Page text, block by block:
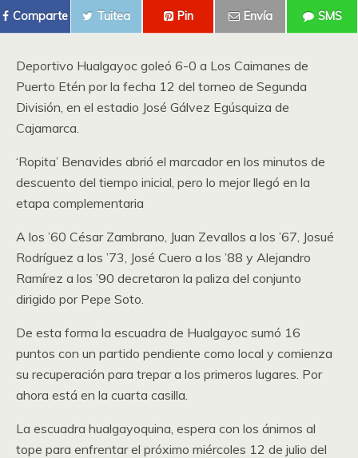
Comparte Tuitea Pin Envía SMS
Deportivo Hualgayoc goleó 6-0 a Los Caimanes de
Puerto Etén por la fecha 12 del torneo de Segunda
División, en el estadio José Gálvez Egúsquiza de
Cajamarca.
‘Ropita’ Benavides abrió el marcador en los minutos de
descuento del tiempo inicial, pero lo mejor llegó en la
etapa complementaria
A los ’60 César Zambrano, Juan Zevallos a los ’67, Josué
Rodríguez a los ’73, José Cuero a los ’88 y Alejandro
Ramírez a los ’90 decretaron la paliza del conjunto
dirigido por Pepe Soto.
De esta forma la escuadra de Hualgayoc sumó 16
puntos con un partido pendiente como local y comienza
su recuperación para trepar a los primeros lugares. Por
ahora está en la cuarta casilla.
La escuadra hualgayoquina, espera con los ánimos al
tope para enfrentar el próximo miércoles 12 de julio del